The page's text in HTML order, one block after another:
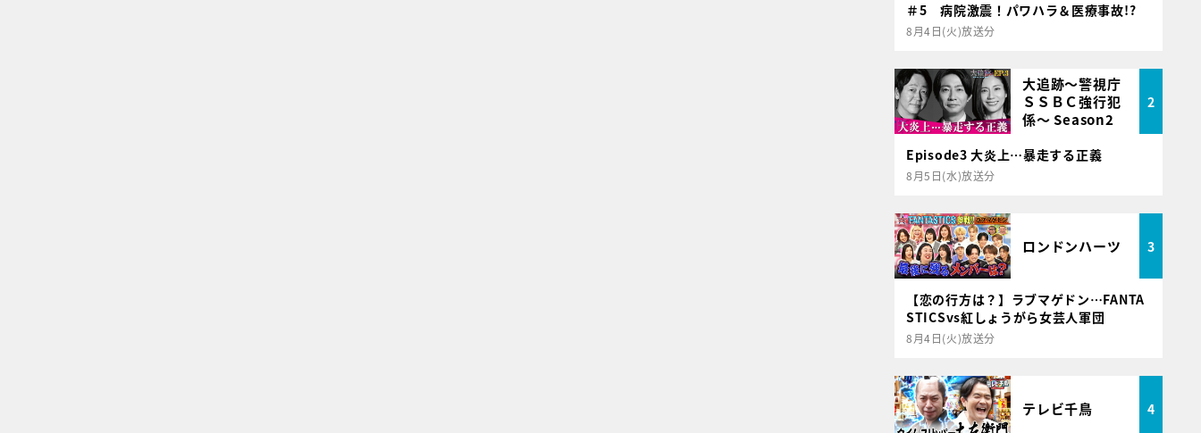
＃5 病院激震！パワハラ＆医療事故!?
8月4日(火)放送分
大追跡～警視庁
ＳＳＢＣ強行犯
係～ Season2
2
Episode3 大炎上…暴走する正義
8月5日(水)放送分
ロンドンハーツ 3
【恋の行方は？】ラブマゲドン…FANTA
STICSvs紅しょうがら女芸人軍団
8月4日(火)放送分
テレビ千鳥 4